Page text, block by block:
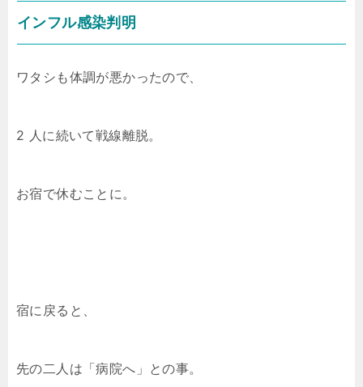
インフル感染判明
ワタシも体調が悪かったので、
2 人に続いて戦線離脱。
お宿で休むことに。
宿に戻ると、
先の二人は「病院へ」との事。